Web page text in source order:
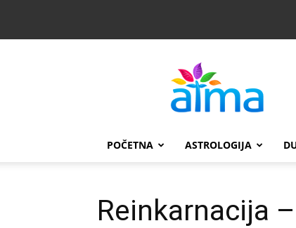
POČETNA ASTROLOGIJA
Reinkarnacija